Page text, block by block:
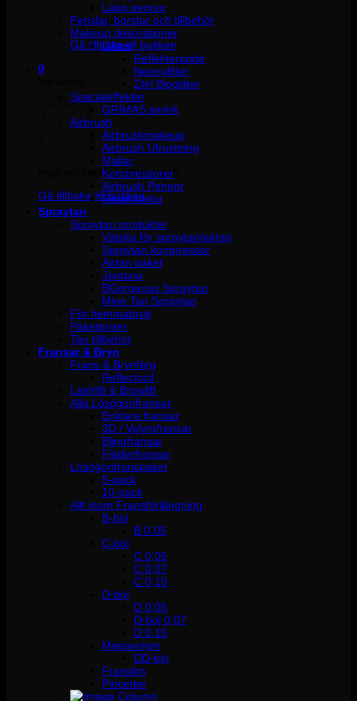
Inga produkter i varukorgen.
Gå tillbaka till butiken
0
Inga produkter i varukorgen.
Gå tillbaka till butiken
Läpp pennor
Penslar, borstar och tillbehör
Makeup dekorationer
Glitter
Reflekterande
Neonglitter
Ztirl Bioglitter
Specialeffekter
GRIMAS smink
Airbrush
Airbrushmakeup
Airbrush Utrustning
Mallar
Kompressorer
Airbrush Pennor
Reservdelar
Spraytan
Spraytan produkter
Vätska för spraytan/airtan
Spraytan kompressor
Airtan paket
Jantana
BGorgeous Spraytan
Mine Tan Spraytan
För hemmabruk
Paketpriser
Tan tillbehör
Fransar & Bryn
Frans & Brynfärg
Reflectocil
Lashlift & Browlift
Alla Lösögonfransar
Enklare fransar
3D / Volymfransar
Blingfransar
Fjäderfransar
Lösögonfranspaket
5-pack
10-pack
Allt inom Fransförlängning
B-böj
B 0.05
C-böj
C 0,05
C 0,07
C 0,15
D-böj
D 0,05
D-böj 0,07
D 0,15
Megavolym
DD-böj
Franslim
Pincetter